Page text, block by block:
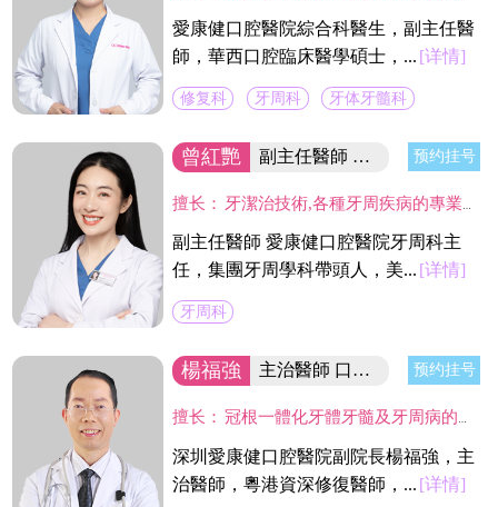
愛康健口腔醫院綜合科醫生，副主任醫
師，華西口腔臨床醫學碩士，... [详情]
修复科 牙周科 牙体牙髓科
曾紅艷 副主任醫師 集团牙周學科帶頭人 预约挂号
擅长： 牙潔治技術,各種牙周疾病的專業治療及手術治療(翻瓣術及牙周引導骨組織再造術,龈切除術)及種植體周圍感染疾病的治療。
副主任醫師 愛康健口腔醫院牙周科主
任，集團牙周學科帶頭人，美... [详情]
牙周科
楊福強 主治醫師 口腔醫院副院長 预约挂号
擅长： 冠根一體化牙體牙髓及牙周病的診療，復雜牙的拔除，牙體缺損的嵌體修復，以及烤瓷冠、義齒的修復等方面的診治，在水激光治牙方面有著豐富的臨床經驗。臨床工作中致力於牙體保存，種植修復設計，咬合功能重建，微創美學牙體修復等。
深圳愛康健口腔醫院副院長楊福強，主
治醫師，粵港資深修復醫師，... [详情]